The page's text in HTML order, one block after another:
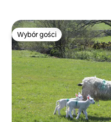
Wybór gości
Wybór gości